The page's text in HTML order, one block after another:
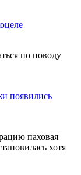
по поводу
появились
паховая
хотя